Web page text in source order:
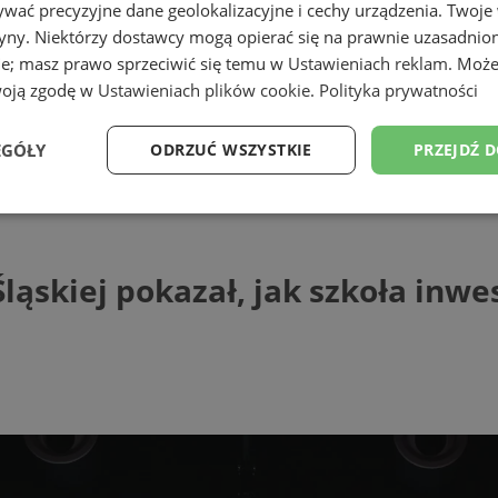
jak szkoła inwestuje w uczniów i
pokazał, jak szkoła
precyzyjne dane geolokalizacyjne i cechy urządzenia.
Niektórzy dostawcy mogą opierać się na prawnie
masz prawo sprzeciwić się temu w Ustawieniach reklam.
zgodę w Ustawieniach plików cookie. Polityka prywatności
PRZEJDŹ
ODRZUĆ WSZYSTKIE
Wydajność Targetowanie Funkcjonalność
niezbędnych plików cookie nie można prawidłowo korzystać ze strony
Okres